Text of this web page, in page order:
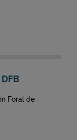
Foral de